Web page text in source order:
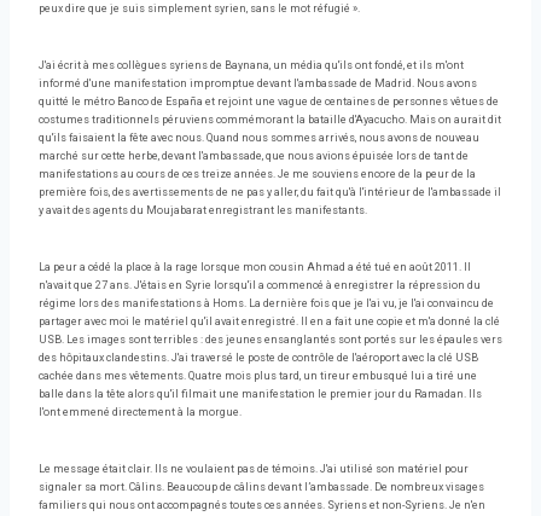
peux dire que je suis simplement syrien, sans le mot réfugié ».
J'ai écrit à mes collègues syriens de Baynana, un média qu'ils ont fondé, et ils m'ont
informé d'une manifestation impromptue devant l'ambassade de Madrid. Nous avons
quitté le métro Banco de España et rejoint une vague de centaines de personnes vêtues de
costumes traditionnels péruviens commémorant la bataille d'Ayacucho. Mais on aurait dit
qu'ils faisaient la fête avec nous. Quand nous sommes arrivés, nous avons de nouveau
marché sur cette herbe, devant l'ambassade, que nous avions épuisée lors de tant de
manifestations au cours de ces treize années. Je me souviens encore de la peur de la
première fois, des avertissements de ne pas y aller, du fait qu'à l'intérieur de l'ambassade il
y avait des agents du Moujabarat enregistrant les manifestants.
La peur a cédé la place à la rage lorsque mon cousin Ahmad a été tué en août 2011. Il
n'avait que 27 ans. J'étais en Syrie lorsqu'il a commencé à enregistrer la répression du
régime lors des manifestations à Homs. La dernière fois que je l'ai vu, je l'ai convaincu de
partager avec moi le matériel qu'il avait enregistré. Il en a fait une copie et m'a donné la clé
USB. Les images sont terribles : des jeunes ensanglantés sont portés sur les épaules vers
des hôpitaux clandestins. J'ai traversé le poste de contrôle de l'aéroport avec la clé USB
cachée dans mes vêtements. Quatre mois plus tard, un tireur embusqué lui a tiré une
balle dans la tête alors qu'il filmait une manifestation le premier jour du Ramadan. Ils
l'ont emmené directement à la morgue.
Le message était clair. Ils ne voulaient pas de témoins. J'ai utilisé son matériel pour
signaler sa mort. Câlins. Beaucoup de câlins devant l’ambassade. De nombreux visages
familiers qui nous ont accompagnés toutes ces années. Syriens et non-Syriens. Je n'en